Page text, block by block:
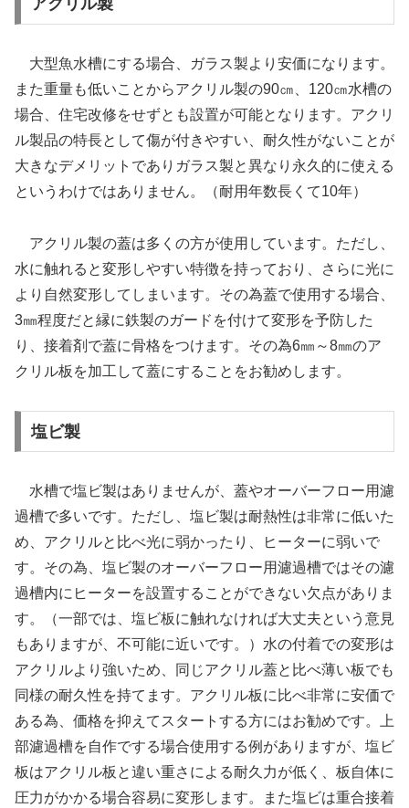
アクリル製
大型魚水槽にする場合、ガラス製より安価になります。
また重量も低いことからアクリル製の90㎝、120㎝水槽の
場合、住宅改修をせずとも設置が可能となります。アクリ
ル製品の特長として傷が付きやすい、耐久性がないことが
大きなデメリットでありガラス製と異なり永久的に使える
というわけではありません。（耐用年数長くて10年）
アクリル製の蓋は多くの方が使用しています。ただし、
水に触れると変形しやすい特徴を持っており、さらに光に
より自然変形してしまいます。その為蓋で使用する場合、
3㎜程度だと縁に鉄製のガードを付けて変形を予防した
り、接着剤で蓋に骨格をつけます。その為6㎜～8㎜のア
クリル板を加工して蓋にすることをお勧めします。
塩ビ製
水槽で塩ビ製はありませんが、蓋やオーバーフロー用濾
過槽で多いです。ただし、塩ビ製は耐熱性は非常に低いた
め、アクリルと比べ光に弱かったり、ヒーターに弱いで
す。その為、塩ビ製のオーバーフロー用濾過槽ではその濾
過槽内にヒーターを設置することができない欠点がありま
す。（一部では、塩ビ板に触れなければ大丈夫という意見
もありますが、不可能に近いです。）水の付着での変形は
アクリルより強いため、同じアクリル蓋と比べ薄い板でも
同様の耐久性を持てます。アクリル板に比べ非常に安価で
ある為、価格を抑えてスタートする方にはお勧めです。上
部濾過槽を自作でする場合使用する例がありますが、塩ビ
板はアクリル板と違い重さによる耐久力が低く、板自体に
圧力がかかる場合容易に変形します。また塩ビは重合接着